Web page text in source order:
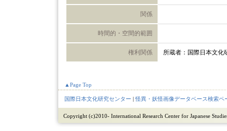
関係
時間的・空間的範囲
権利関係 所蔵者：国際日本文化
▲Page Top
国際日本文化研究センター |怪異・妖怪画像データベース検索ペ
Copyright (c)2010- International Research Center for Japanese